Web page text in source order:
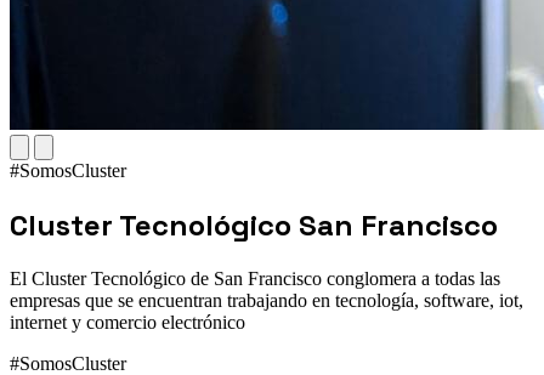
#SomosCluster
Cluster Tecnológico San Francisco
El Cluster Tecnológico de San Francisco conglomera a todas las
empresas que se encuentran trabajando en tecnología, software, iot,
internet y comercio electrónico
#SomosCluster